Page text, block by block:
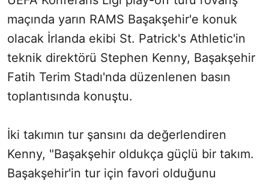
maçında yarın RAMS Başakşehir'e konuk
olacak İrlanda ekibi St. Patrick's Athletic'in
teknik direktörü Stephen Kenny, Başakşehir
Fatih Terim Stadı'nda düzenlenen basın
toplantısında konuştu.
İki takımın tur şansını da değerlendiren
Kenny, "Başakşehir oldukça güçlü bir takım.
Başakşehir'in tur için favori olduğunu